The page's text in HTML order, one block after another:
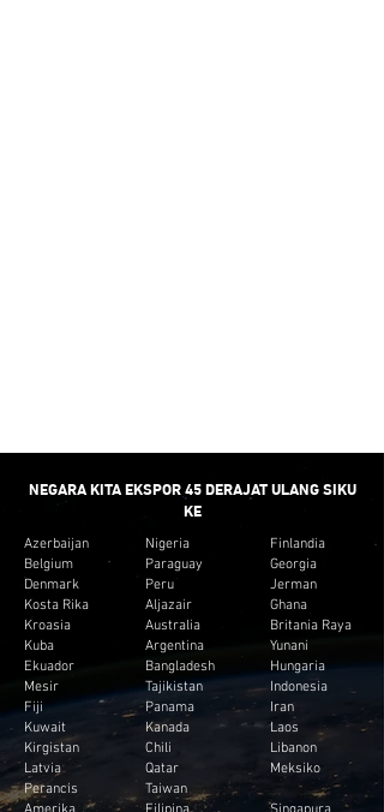
NEGARA KITA EKSPOR 45 DERAJAT ULANG SIKU
KE
Azerbaijan
Belgium
Denmark
Kosta Rika
Kroasia
Kuba
Ekuador
Mesir
Fiji
Kuwait
Kirgistan
Latvia
Perancis
Amerika
Nigeria
Paraguay
Peru
Aljazair
Australia
Argentina
Bangladesh
Tajikistan
Panama
Kanada
Chili
Qatar
Taiwan
Filipina
Finlandia
Georgia
Jerman
Ghana
Britania Raya
Yunani
Hungaria
Indonesia
Iran
Laos
Libanon
Meksiko
Singapura